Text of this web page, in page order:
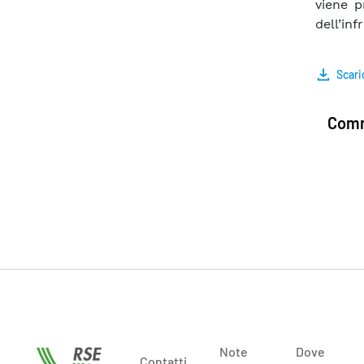
viene
Note
Dove